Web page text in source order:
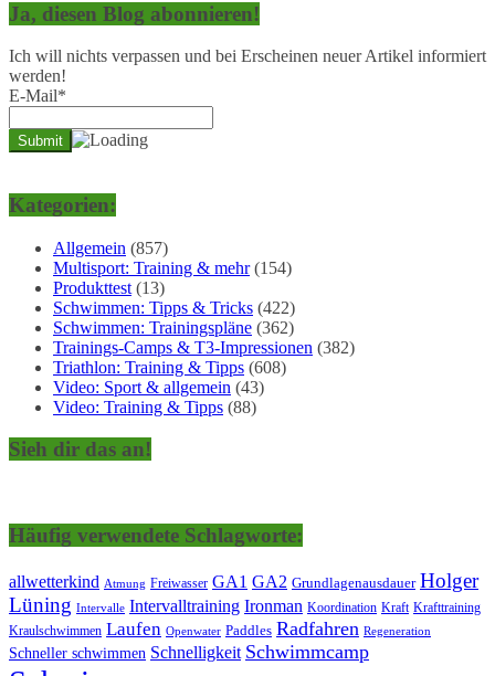
Ja, diesen Blog abonnieren!
Ich will nichts verpassen und bei Erscheinen neuer Artikel informiert
werden!
E-Mail*
Kategorien:
Allgemein (857)
Multisport: Training & mehr(154)
Produkttest (13)
Schwimmen: Tipps & Tricks (422)
Schwimmen: Trainingspläne (362)
Trainings-Camps & T3-Impressionen (382)
Triathlon: Training & Tipps (608)
Video: Sport & allgemein (43)
Video: Training & Tipps (88)
Sieh dir das an!
Häufig verwendete Schlagworte:
allwetterkind Atmung Freiwasser GA1 GA2 Grundlagenausdauer Holger
Lüning Intervalle Intervalltraining Ironman Koordination Kraft Krafttraining
Kraulschwimmen Laufen Openwater Paddles Radfahren Regeneration
Schneller schwimmen Schnelligkeit Schwimmcamp